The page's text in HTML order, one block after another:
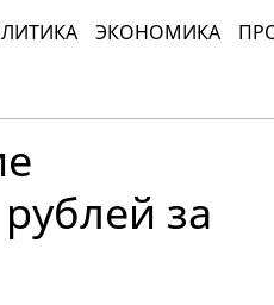
ЭКОНОМИКА
за